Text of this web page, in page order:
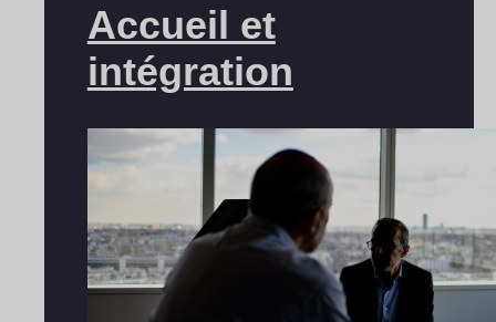
Accueil et
intégration